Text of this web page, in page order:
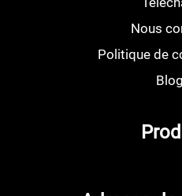
Nous
Politique de